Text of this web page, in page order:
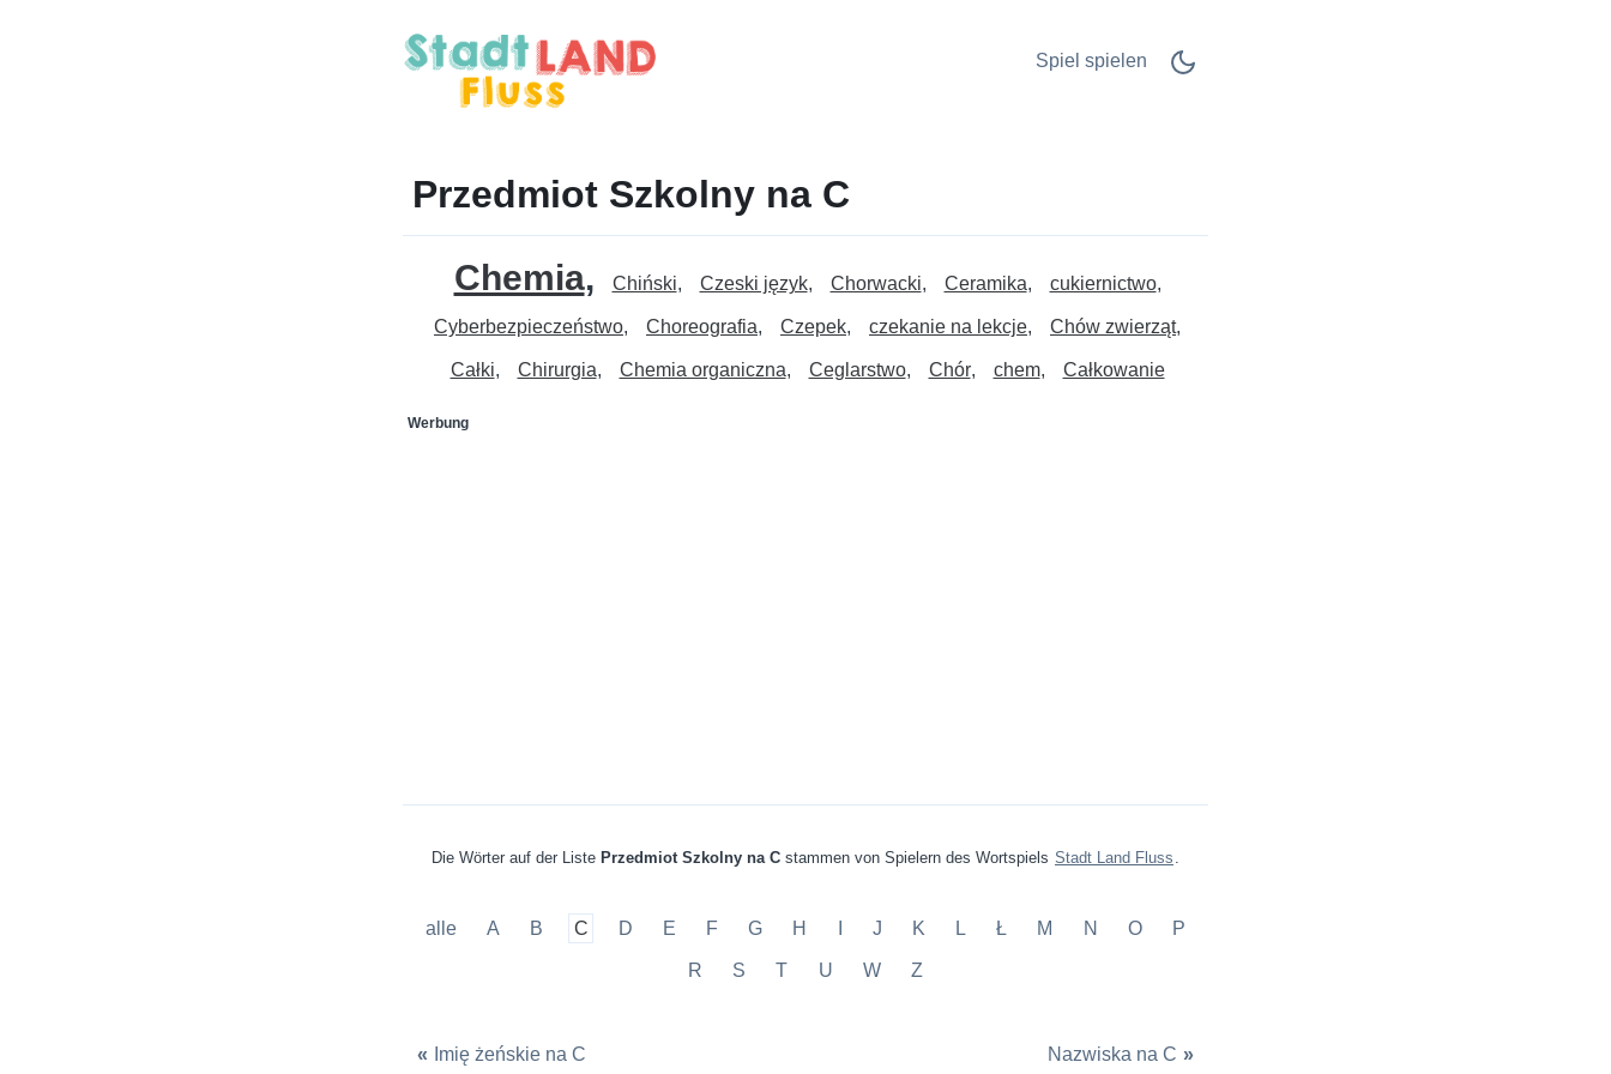
Spiel spielen
Przedmiot Szkolny na C
Chemia Chiński Czeski język Chorwacki Ceramika cukiernictwo
Cyberbezpieczeństwo Choreografia Czepek czekanie na lekcje Chów zwierząt
Całki Chirurgia Chemia organiczna Ceglarstwo
Werbung
Chór chem Całkowanie
Die Wörter auf der Liste Przedmiot Szkolny na C stammen von Spielern des Wortspiels Stadt Land Fluss .
alle A B C D E F G H J K L Ł M N O P
R S T U W Z
« Imię żeńskie na C Nazwiska na C »